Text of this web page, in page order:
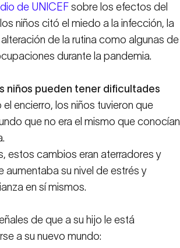
de UNICEFsobre los efectos del
niños citó el miedo a la infección, la
de la rutina como algunas de
durante la pandemia.
niños pueden tener dificultades
el encierro, los niños tuvieron que
que no era el mismo que conocían
estos cambios eran aterradores y
aumentaba su nivel de estrés y
en sí mismos.
de que a su hijo le está
a su nuevo mundo: